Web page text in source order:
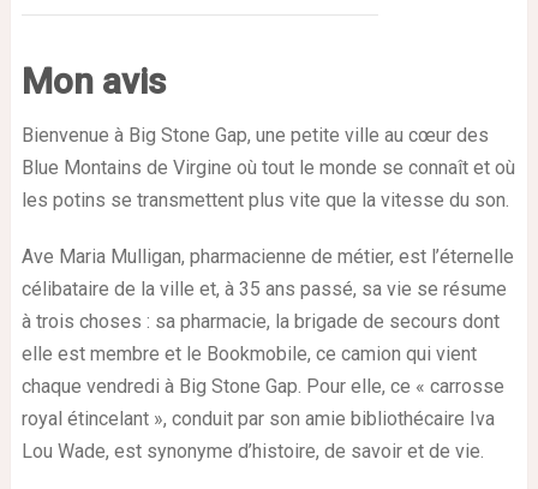
Mon avis
Bienvenue à Big Stone Gap, une petite ville au cœur des
Blue Montains de Virgine où tout le monde se connaît et où
les potins se transmettent plus vite que la vitesse du son.
Ave Maria Mulligan, pharmacienne de métier, est l’éternelle
célibataire de la ville et, à 35 ans passé, sa vie se résume
à trois choses : sa pharmacie, la brigade de secours dont
elle est membre et le Bookmobile, ce camion qui vient
chaque vendredi à Big Stone Gap. Pour elle, ce « carrosse
royal étincelant », conduit par son amie bibliothécaire Iva
Lou Wade, est synonyme d’histoire, de savoir et de vie.